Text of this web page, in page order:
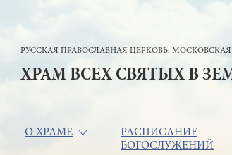
РУССКАЯ ПРАВОСЛАВНАЯ ЦЕРКОВЬ.
ХРАМ ВСЕХ СВЯТЫХ В
О ХРАМЕ
РАСПИСАНИЕ
БОГОСЛУЖЕНИЙ